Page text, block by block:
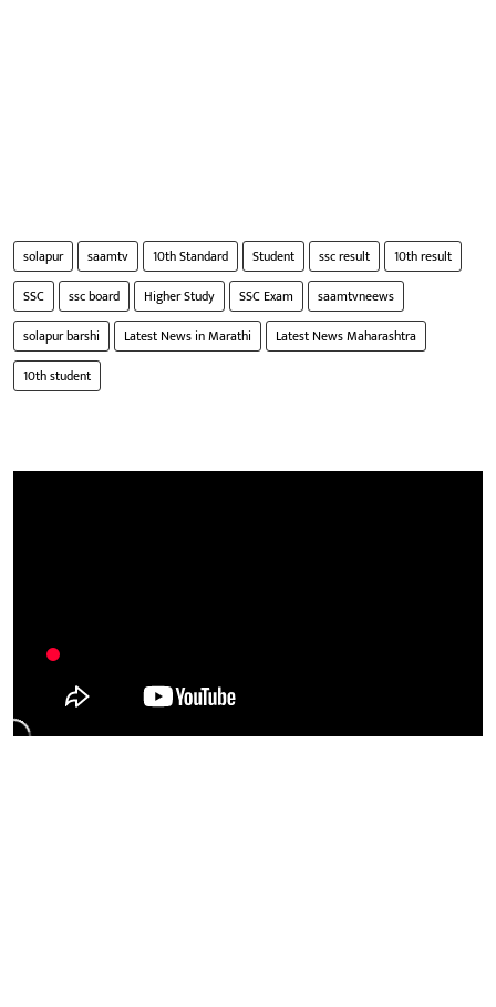
solapur saamtv 10th Standard Student ssc result
10th result
SSC
ssc board Higher Study SSC Exam
saamtvneews
solapur barshi
Latest News in Marathi
Latest News Maharashtra
10th student